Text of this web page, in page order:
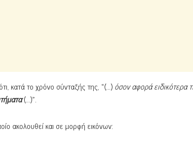
κατά το χρόνο σύνταξής της, «(…)όσον αφορά ειδικότερα
(…)».
ακολουθεί και σε μορφή εικόνων: